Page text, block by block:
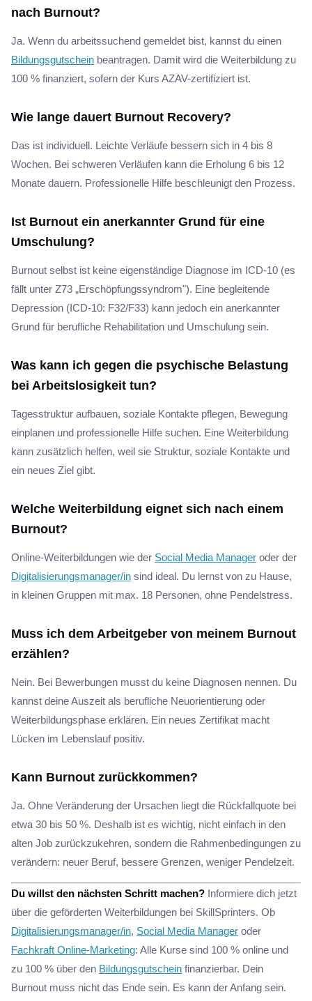
nach Burnout?
Ja. Wenn du arbeitssuchend gemeldet bist, kannst du einen
Bildungsgutschein beantragen. Damit wird die Weiterbildung zu
100 % finanziert, sofern der Kurs AZAV-zertifiziert ist.
Wie lange dauert Burnout Recovery?
Das ist individuell. Leichte Verläufe bessern sich in 4 bis 8
Wochen. Bei schweren Verläufen kann die Erholung 6 bis 12
Monate dauern. Professionelle Hilfe beschleunigt den Prozess.
Ist Burnout ein anerkannter Grund für eine
Umschulung?
Burnout selbst ist keine eigenständige Diagnose im ICD-10 (es
fällt unter Z73 „Erschöpfungssyndrom"). Eine begleitende
Depression (ICD-10: F32/F33) kann jedoch ein anerkannter
Grund für berufliche Rehabilitation und Umschulung sein.
Was kann ich gegen die psychische Belastung
bei Arbeitslosigkeit tun?
Tagesstruktur aufbauen, soziale Kontakte pflegen, Bewegung
einplanen und professionelle Hilfe suchen. Eine Weiterbildung
kann zusätzlich helfen, weil sie Struktur, soziale Kontakte und
ein neues Ziel gibt.
Welche Weiterbildung eignet sich nach einem
Burnout?
Online-Weiterbildungen wie der Social Media Manager oder der
Digitalisierungsmanager/in sind ideal. Du lernst von zu Hause,
in kleinen Gruppen mit max. 18 Personen, ohne Pendelstress.
Muss ich dem Arbeitgeber von meinem Burnout
erzählen?
Nein. Bei Bewerbungen musst du keine Diagnosen nennen. Du
kannst deine Auszeit als berufliche Neuorientierung oder
Weiterbildungsphase erklären. Ein neues Zertifikat macht
Lücken im Lebenslauf positiv.
Kann Burnout zurückkommen?
Ja. Ohne Veränderung der Ursachen liegt die Rückfallquote bei
etwa 30 bis 50 %. Deshalb ist es wichtig, nicht einfach in den
alten Job zurückzukehren, sondern die Rahmenbedingungen zu
verändern: neuer Beruf, bessere Grenzen, weniger Pendelzeit.
Du willst den nächsten Schritt machen? Informiere dich jetzt
über die geförderten Weiterbildungen bei SkillSprinters. Ob
Digitalisierungsmanager/in, Social Media Manager oder
Fachkraft Online-Marketing: Alle Kurse sind 100 % online und
zu 100 % über den Bildungsgutschein finanzierbar. Dein
Burnout muss nicht das Ende sein. Es kann der Anfang sein.